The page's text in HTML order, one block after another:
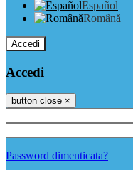
Español
Română
Accedi
Accedi
button close ×
Password dimenticata?